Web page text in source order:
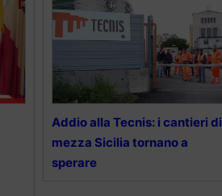
Addio alla Tecnis: i cantieri di
mezza Sicilia tornano a
sperare